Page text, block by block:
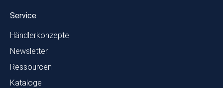
Service
Händlerkonzepte
Newsletter
Ressourcen
Kataloge